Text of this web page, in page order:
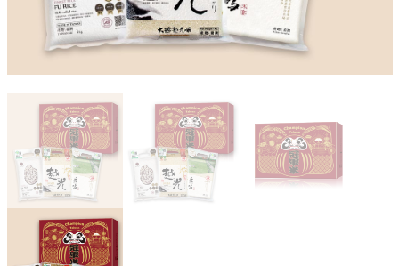
加工飲品
加工生活用品
原民特區
農會商品
大量採購優惠專區
農業策略聯盟 送禮專區
優質水果